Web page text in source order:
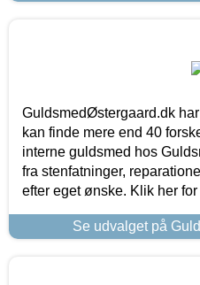
GuldsmedØstergaard.dk
kan finde mere end 40
interne guldsmed hos
fra stenfatninger,
efter eget ønske. Klik her
Se udvalget på